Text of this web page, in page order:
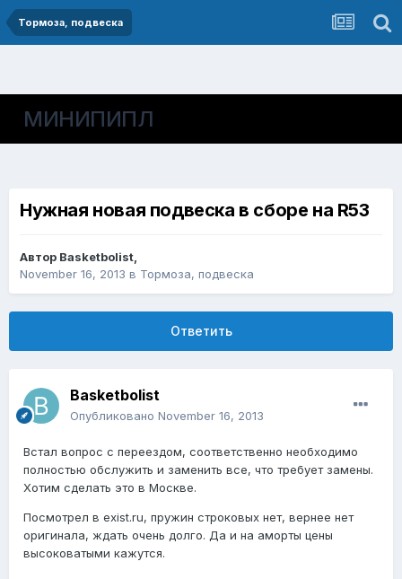
Тормоза, подвеска
МИНИПИПЛ
Нужная новая подвеска в сборе на R53
Автор Basketbolist,
November 16, 2013 в Тормоза, подвеска
Ответить
Basketbolist
Опубликовано November 16, 2013
Встал вопрос с переездом, соответственно необходимо
полностью обслужить и заменить все, что требует замены.
Хотим сделать это в Москве.
Посмотрел в exist.ru, пружин строковых нет, вернее нет
оригинала, ждать очень долго. Да и на аморты цены
высоковатыми кажутся.